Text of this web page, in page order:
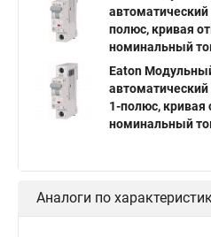
полюс, кривая
номинальный
Eaton
1-полюс, кривая
номинальный
Аналоги по